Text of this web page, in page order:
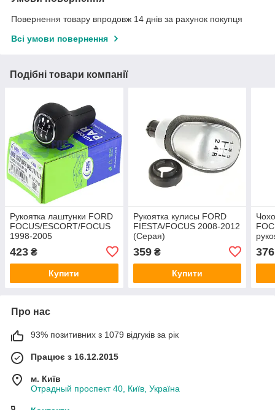
Повернення товару впродовж 14 днів за рахунок покупця
Всі умови повернення
Подібні товари компанії
Рукоятка лаштунки FORD
FOCUS/ESCORT/FOCUS
1998-2005
(7158466/91ZT7217BA/330628)
CABU
423 ₴
Купити
Рукоятка кулисы FORD
FIESTA/FOCUS 2008-2012
(Серая)
(1571917/AM8A6J7J132AB/
ERC
359₴
Купити
376
Про нас
93% позитивних з 1079 відгуків за рік
Працює з 16.12.2015
м. Київ
Отрадный проспект 40, Київ, Україна